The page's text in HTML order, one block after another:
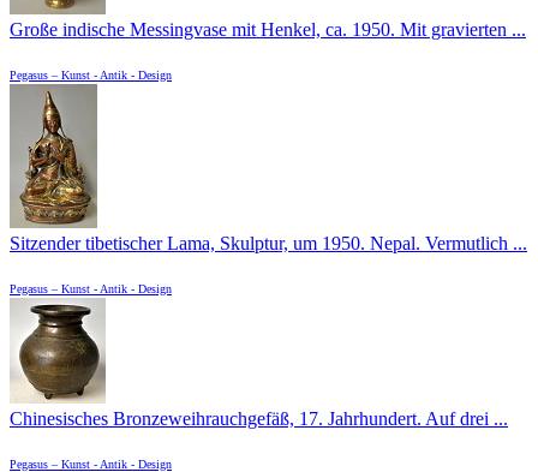
Große indische Messingvase mit Henkel, ca. 1950. Mit gravierten ...
Pegasus – Kunst - Antik - Design
Sitzender tibetischer Lama, Skulptur, um 1950. Nepal. Vermutlich ...
Pegasus – Kunst - Antik - Design
Chinesisches Bronzeweihrauchgefäß, 17. Jahrhundert. Auf drei ...
Pegasus – Kunst - Antik - Design